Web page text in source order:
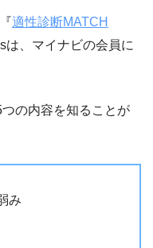
適性診断MATCH
は、マイナビの会員に
の内容を知ることが
み